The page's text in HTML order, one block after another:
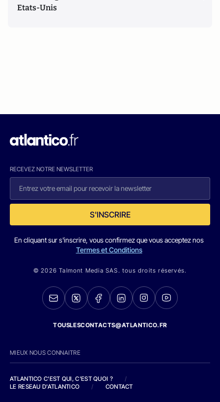
Etats-Unis
RECEVEZ NOTRE NEWSLETTER
S'INSCRIRE
En cliquant sur s'inscrire, vous confirmez que vous acceptez nos
Termes et Conditions
© 2026 Talmont Media SAS. tous droits réservés.
TOUSLESCONTACTS@ATLANTICO.FR
MIEUX NOUS CONNAITRE
ATLANTICO C'EST QUI, C'EST QUOI ?
/
LE RESEAU D'ATLANTICO
/ CONTACT